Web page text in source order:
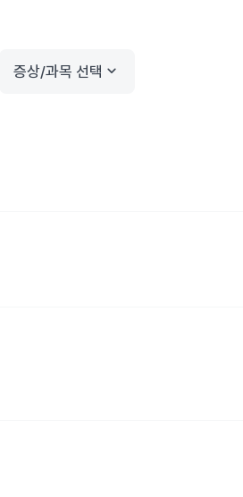
증상/과목 선택 keyboard_arrow_down